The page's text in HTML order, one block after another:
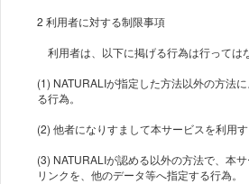
2 利用者に対する制限事項
利用者は、以下に掲げる行為は行っては
(1) NATURALIが指定した方法以外の方法
る行為。
(2) 他者になりすまして本サービスを利用す
(3) NATURALIが認める以外の方法で、本
リンクを、他のデータ等へ指定する行為。